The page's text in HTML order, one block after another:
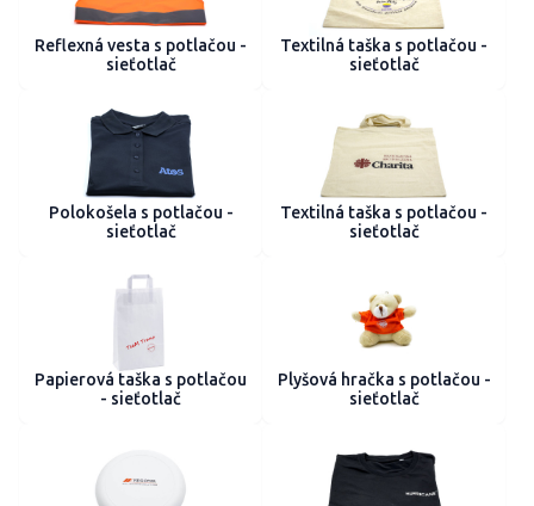
Reflexná vesta s potlačou -
sieťotlač
Textilná taška s potlačou -
sieťotlač
Polokošela s potlačou -
sieťotlač
Textilná taška s potlačou -
sieťotlač
Papierová taška s potlačou
- sieťotlač
Plyšová hračka s potlačou -
sieťotlač